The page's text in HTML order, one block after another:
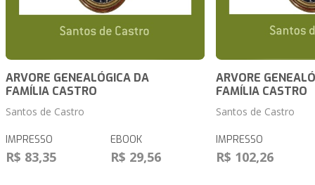
ARVORE GENEALÓGICA DA
FAMÍLIA CASTRO
Santos de Castro
IMPRESSO
R$ 83,35
EBOOK
R$ 29,56
ARVORE
FAMÍLIA CASTRO
Santos de Castro
IMPRESSO
R$ 102,26